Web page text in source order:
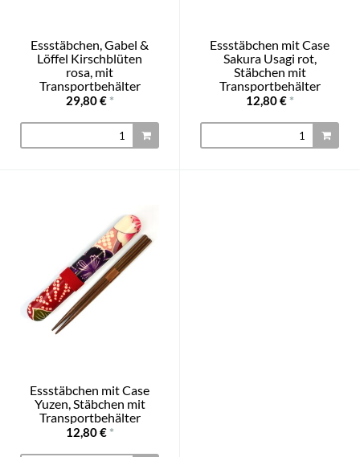
Essstäbchen, Gabel &
Löffel Kirschblüten
rosa, mit
Transportbehälter
29,80 € *
Essstäbchen mit Case
Sakura Usagi rot,
Stäbchen mit
Transportbehälter
12,80 € *
Essstäbchen mit Case
Yuzen, Stäbchen mit
Transportbehälter
12,80 € *